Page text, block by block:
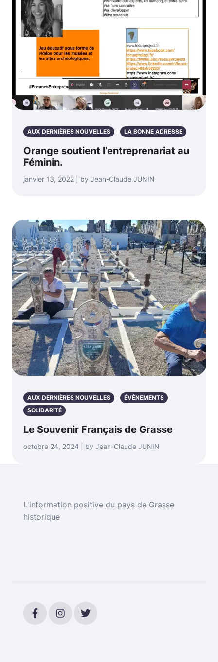
AUX DERNIÈRES NOUVELLES LA BONNE ADRESSE
Orange soutient l’entreprenariat au
Féminin.
janvier 13, 2022 | by Jean-Claude JUNIN
AUX DERNIÈRES NOUVELLES
ÉVÈNEMENTS
SOLIDARITÉ
Le Souvenir Français de Grasse
octobre 24, 2024 | by Jean-Claude JUNIN
L'information positive du pays de Grasse
historique